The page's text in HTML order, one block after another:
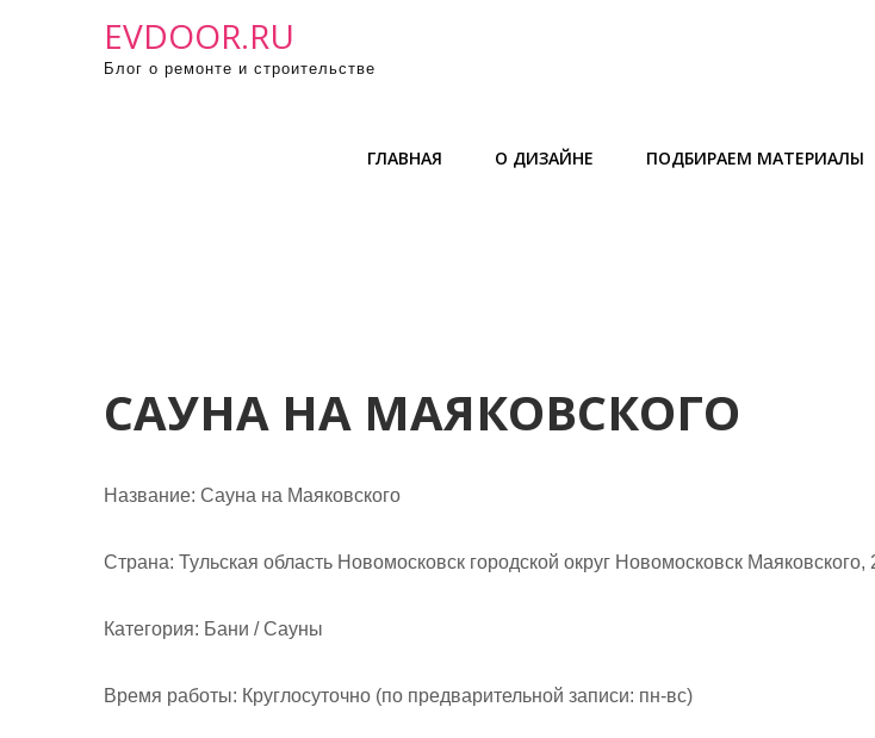
EVDOOR.RU
Блог о ремонте и строительстве
ГЛАВНАЯ О ДИЗАЙНЕ ПОДБИРАЕМ МАТЕРИАЛЫ
САУНА НА МАЯКОВСКОГО
Название: Сауна на Маяковского
Страна: Тульская область Новомосковск городской округ Новомосковск Маяковского,
Категория: Бани / Сауны
Время работы: Круглосуточно (по предварительной записи: пн-вс)